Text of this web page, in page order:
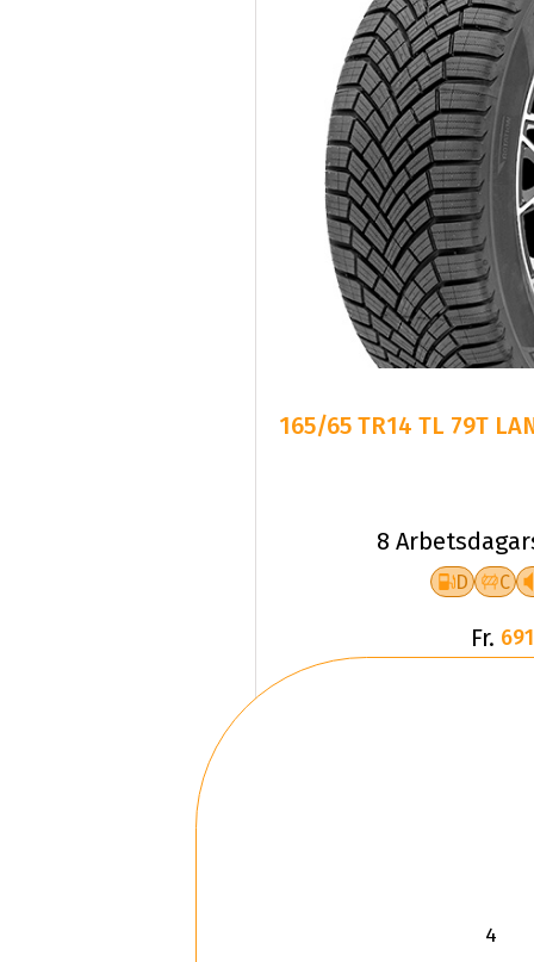
165/65 TR14 TL 79T
8
D C
Fr.